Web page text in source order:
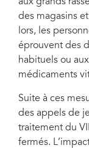
des magasins
lors, les
éprouvent des
habituels ou
médicaments
Suite à ces
des appels de
traitement du
fermés.